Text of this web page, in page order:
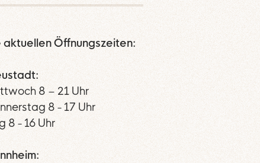
aktuellen Öffnungszeiten:
8 – 21 Uhr
8 - 17 Uhr
8 - 16 Uhr